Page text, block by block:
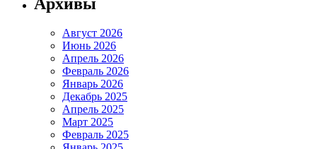
Август 2026
Июнь 2026
Апрель 2026
Февраль 2026
Январь 2026
Декабрь 2025
Апрель 2025
Март 2025
Февраль 2025